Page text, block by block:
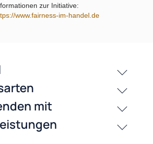
zur Initiative:
www.fairness-im-handel.de